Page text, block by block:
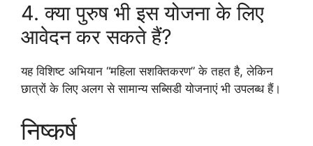
4. क्या पुरुष भी इस योजना के लिए
आवेदन कर सकते हैं?
यह विशिष्ट अभियान “महिला सशक्तिकरण” के तहत है, लेकिन
छात्रों के लिए अलग से सामान्य सब्सिडी योजनाएं भी उपलब्ध हैं।
निष्कर्ष